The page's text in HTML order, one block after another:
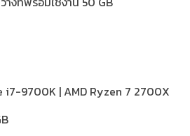
i7-9700K | AMD Ryzen 7 2700X